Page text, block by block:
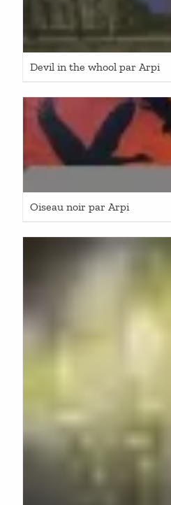
Devil in the whool par Arpi
Oiseau noir par Arpi